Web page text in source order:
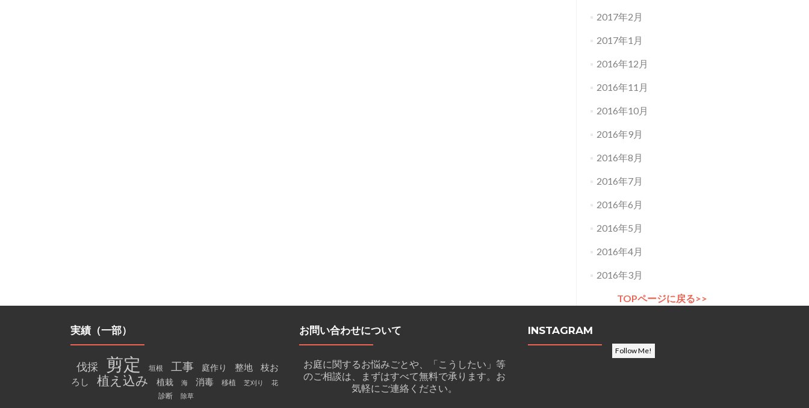
2017年2月
2017年1月
2016年12月
2016年11月
2016年10月
2016年9月
2016年8月
2016年7月
2016年6月
2016年5月
2016年4月
2016年3月
TOPページに戻る>>
実績（一部）
伐採 剪定 垣根 工事 庭作り 整地
枝お
ろし
植え込み 植栽 海 消毒 移植 芝刈り 花
診断 除草
お問い合わせについて
お庭に関するお悩みごとや、「こうしたい」等
のご相談は、まずはすべて無料で承ります。お
気軽にご連絡ください。
INSTAGRAM
Follow Me!